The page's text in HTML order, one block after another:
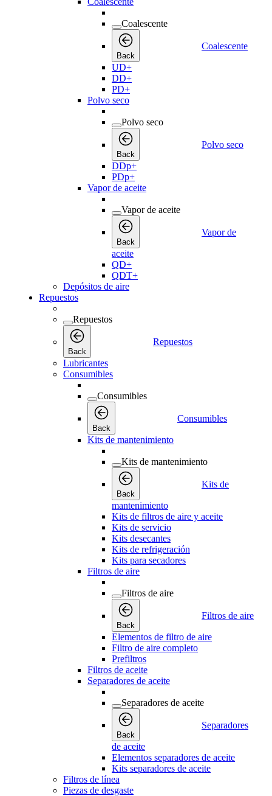
Coalescente
Back
Coalescente
UD+
DD+
PD+
Polvo seco
Polvo seco
Back
Polvo seco
DDp+
PDp+
Vapor de aceite
Vapor de aceite
Back
Vapor de
aceite
QD+
QDT+
Depósitos de aire
Repuestos
Repuestos
Back
Repuestos
Lubricantes
Consumibles
Consumibles
Back
Consumibles
Kits de mantenimiento
Kits de mantenimiento
Back
Kits de
mantenimiento
Kits de filtros de aire y aceite
Kits de servicio
Kits desecantes
Kits de refrigeración
Kits para secadores
Filtros de aire
Filtros de aire
Back
Filtros de aire
Elementos de filtro de aire
Filtro de aire completo
Prefiltros
Filtros de aceite
Separadores de aceite
Separadores de aceite
Back
Separadores
de aceite
Elementos separadores de aceite
Kits separadores de aceite
Filtros de línea
Piezas de desgaste